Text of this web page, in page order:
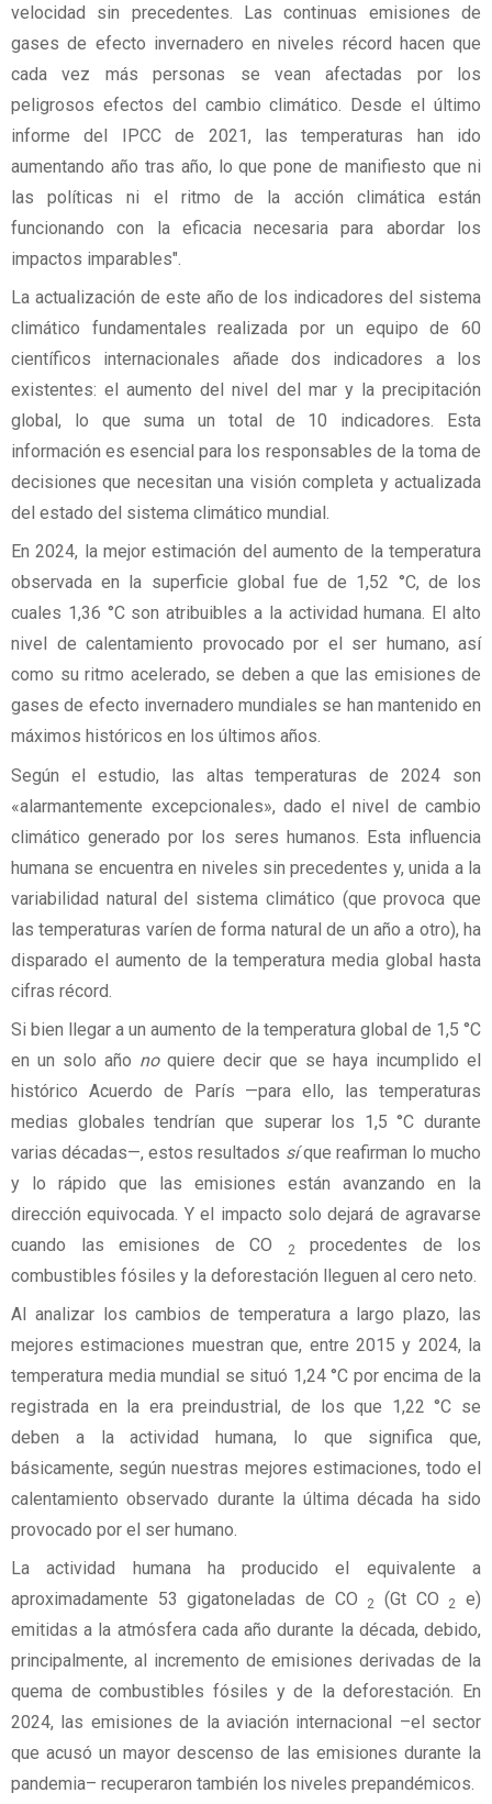
velocidad sin precedentes. Las continuas emisiones de
gases de efecto invernadero en niveles récord hacen que
cada vez más personas se vean afectadas por los
peligrosos efectos del cambio climático. Desde el último
informe del IPCC de 2021, las temperaturas han ido
aumentando año tras año, lo que pone de manifiesto que ni
las políticas ni el ritmo de la acción climática están
funcionando con la eficacia necesaria para abordar los
impactos imparables".
La actualización de este año de los indicadores del sistema
climático fundamentales realizada por un equipo de 60
científicos internacionales añade dos indicadores a los
existentes: el aumento del nivel del mar y la precipitación
global, lo que suma un total de 10 indicadores. Esta
información es esencial para los responsables de la toma de
decisiones que necesitan una visión completa y actualizada
del estado del sistema climático mundial.
En 2024, la mejor estimación del aumento de la temperatura
observada en la superficie global fue de 1,52 °C, de los
cuales 1,36 °C son atribuibles a la actividad humana. El alto
nivel de calentamiento provocado por el ser humano, así
como su ritmo acelerado, se deben a que las emisiones de
gases de efecto invernadero mundiales se han mantenido en
máximos históricos en los últimos años.
Según el estudio, las altas temperaturas de 2024 son
«alarmantemente excepcionales», dado el nivel de cambio
climático generado por los seres humanos. Esta influencia
humana se encuentra en niveles sin precedentes y, unida a la
variabilidad natural del sistema climático (que provoca que
las temperaturas varíen de forma natural de un año a otro), ha
disparado el aumento de la temperatura media global hasta
cifras récord.
Si bien llegar a un aumento de la temperatura global de 1,5 °C
en un solo año noquiere decir que se haya incumplido el
histórico Acuerdo de París —para ello, las temperaturas
medias globales tendrían que superar los 1,5 °C durante
varias décadas—, estos resultados síque reafirman lo mucho
y lo rápido que las emisiones están avanzando en la
dirección equivocada. Y el impacto solo dejará de agravarse
cuando las emisiones de CO
2
procedentes de los
combustibles fósiles y la deforestación lleguen al cero neto.
Al analizar los cambios de temperatura a largo plazo, las
mejores estimaciones muestran que, entre 2015 y 2024, la
temperatura media mundial se situó 1,24 °C por encima de la
registrada en la era preindustrial, de los que 1,22 °C se
deben a la actividad humana, lo que significa que,
básicamente, según nuestras mejores estimaciones, todo el
calentamiento observado durante la última década ha sido
provocado por el ser humano.
La actividad humana ha producido el equivalente a
aproximadamente 53 gigatoneladas de CO
2 (Gt CO 2
e)
emitidas a la atmósfera cada año durante la década, debido,
principalmente, al incremento de emisiones derivadas de la
quema de combustibles fósiles y de la deforestación. En
2024, las emisiones de la aviación internacional –el sector
que acusó un mayor descenso de las emisiones durante la
pandemia– recuperaron también los niveles prepandémicos.